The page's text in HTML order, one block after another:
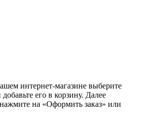
интернет-магазине выберите
его в корзину. Далее
на «Оформить заказ» или